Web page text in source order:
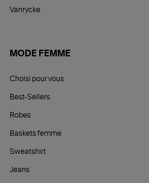
Vanrycke
MODE FEMME
Choisi pour vous
Best-Sellers
Robes
Baskets femme
Sweatshirt
Jeans